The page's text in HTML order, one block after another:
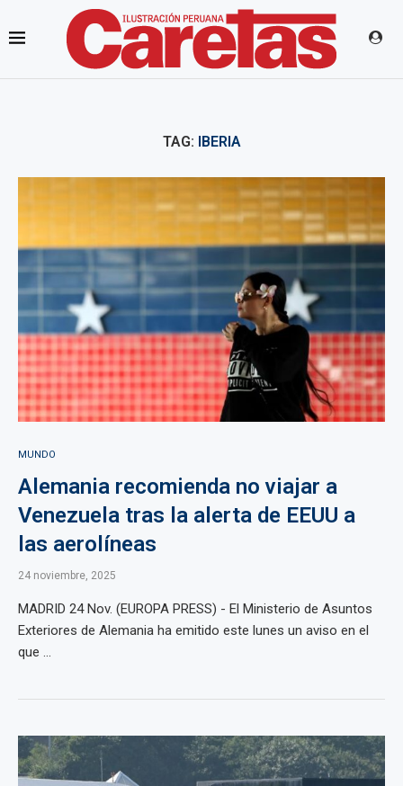
TAG: IBERIA
MUNDO
Alemania recomienda no viajar a
Venezuela tras la alerta de EEUU a
las aerolíneas
24 noviembre, 2025
MADRID 24 Nov. (EUROPA PRESS) - El Ministerio de Asuntos
Exteriores de Alemania ha emitido este lunes un aviso en el
que ...